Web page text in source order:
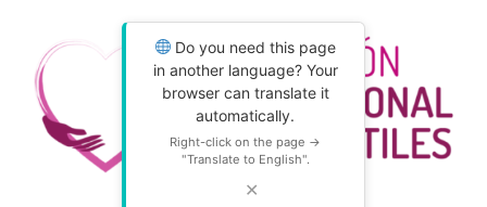
Do you need this page
in another language? Your
browser can translate it
automatically.
Right-click on the page →
"Translate to English".
✕